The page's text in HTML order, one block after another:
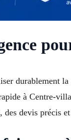
durablement
à Centre-
des devis précis